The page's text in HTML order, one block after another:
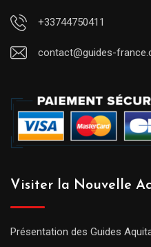
+33744750411
contact@guides-
Visiter la Nouvelle
Présentation des Guides